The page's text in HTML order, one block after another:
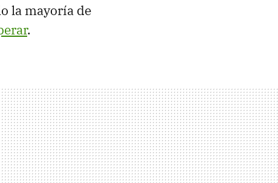
la mayoría de
.